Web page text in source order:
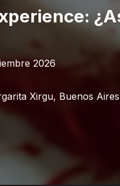
2026
Xirgu, Buenos